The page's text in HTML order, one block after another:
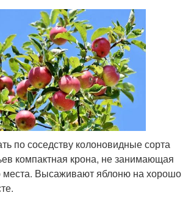
по соседству колоновидные сорта
компактная крона, не занимающая
места. Высаживают яблоню на хорошо